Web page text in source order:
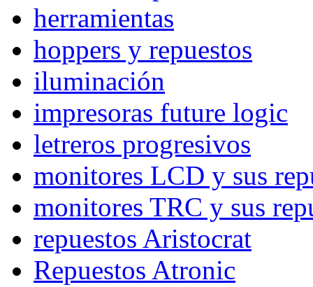
herramientas
hoppers y repuestos
iluminación
impresoras future logic
letreros progresivos
monitores LCD y sus
monitores TRC y sus
repuestos Aristocrat
Repuestos Atronic